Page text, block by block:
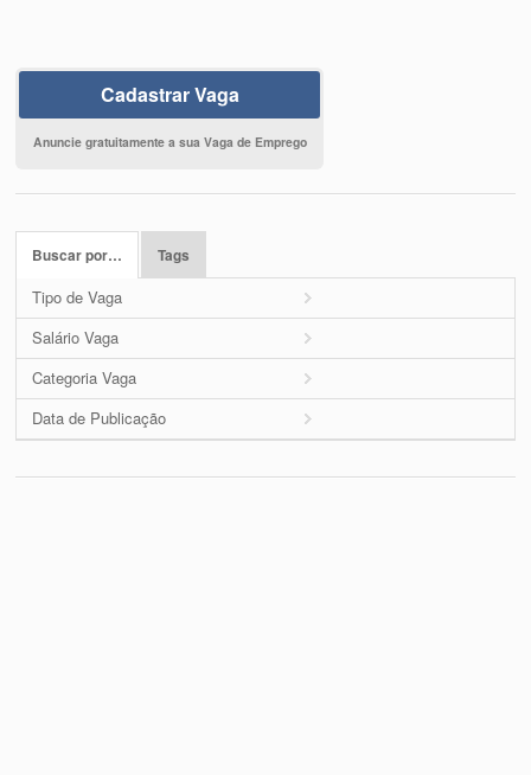
Cadastrar Vaga
Anuncie gratuitamente a sua Vaga de Emprego
Buscar por… Tags
Tipo de Vaga
Salário Vaga
Categoria Vaga
Data de Publicação